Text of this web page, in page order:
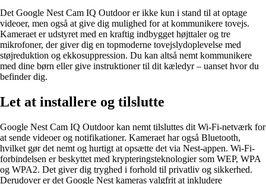
Det Google Nest Cam IQ Outdoor er ikke kun i stand til at optage
videoer, men også at give dig mulighed for at kommunikere tovejs.
Kameraet er udstyret med en kraftig indbygget højttaler og tre
mikrofoner, der giver dig en topmoderne tovejslydoplevelse med
støjreduktion og ekkosuppression. Du kan altså nemt kommunikere
med dine børn eller give instruktioner til dit kæledyr – uanset hvor du
befinder dig.
Let at installere og tilslutte
Google Nest Cam IQ Outdoor kan nemt tilsluttes dit Wi-Fi-netværk for
at sende videoer og notifikationer. Kameraet har også Bluetooth,
hvilket gør det nemt og hurtigt at opsætte det via Nest-appen. Wi-Fi-
forbindelsen er beskyttet med krypteringsteknologier som WEP, WPA
og WPA2. Det giver dig tryghed i forhold til privatliv og sikkerhed.
Derudover er det Google Nest kameras valgfrit at inkludere